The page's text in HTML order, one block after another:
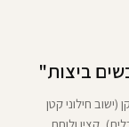
ביצות"
עידו זאבי, בן 26, יליד ברקן (ישוב חילוני קטן